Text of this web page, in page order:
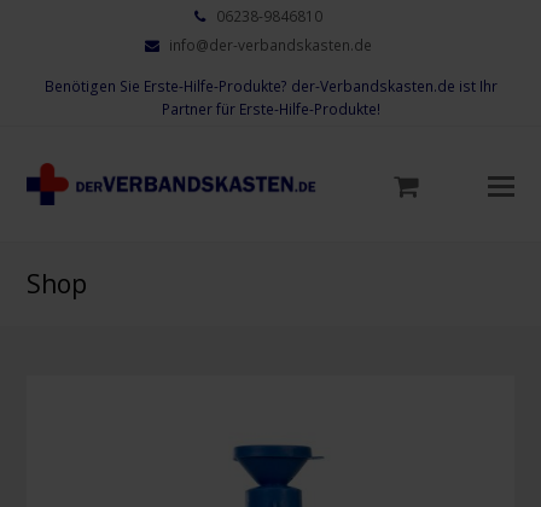
06238-9846810
info@der-verbandskasten.de
Benötigen Sie Erste-Hilfe-Produkte? der-Verbandskasten.de ist Ihr
Partner für Erste-Hilfe-Produkte!
Shop